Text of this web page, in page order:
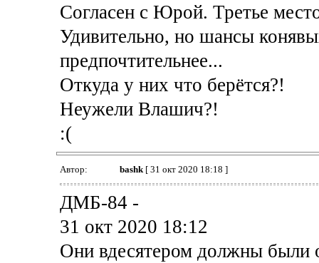
Согласен с Юрой. Третье
Удивительно, но шансы
предпочтительнее...
Откуда у них что берётся?!
Неужели Влашич?!
:(
Автор: bashk[ 31 окт 2020 18:18 ]
ДМБ-84 -
31 окт 2020 18:12
Они вдесятером должны были